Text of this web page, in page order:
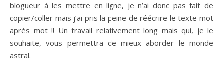
blogueur à les mettre en ligne, je n’ai donc pas fait de
copier/coller mais j’ai pris la peine de réécrire le texte mot
après mot !! Un travail relativement long mais qui, je le
souhaite, vous permettra de mieux aborder le monde
astral.